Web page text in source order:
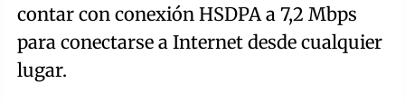
contar con conexión HSDPA a 7,2 Mbps
para conectarse a Internet desde cualquier
lugar.